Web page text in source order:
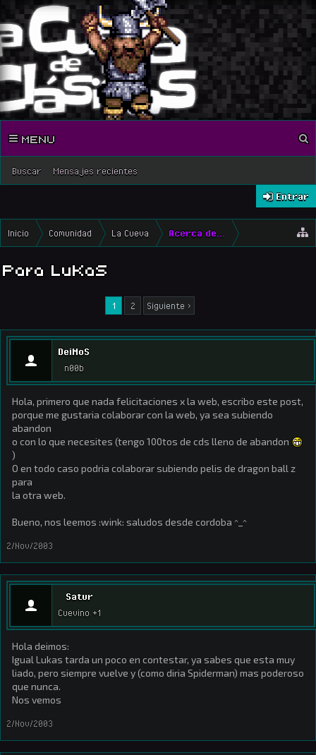
Buscar Mensajes recientes
MENU
Entrar
Inicio Comunidad La Cueva Acerca de...
Para LuKaS
1 2 Siguiente >
DeiMoS
n00b
Hola, primero que nada felicitaciones x la web, escribo este post,
porque me gustaria colaborar con la web, ya sea subiendo
abandon
o con lo que necesites (tengo 100tos de cds lleno de abandon
)
O en todo caso podria colaborar subiendo pelis de dragon ball z
para
la otra web.
Bueno, nos leemos :wink: saludos desde cordoba ^_^
2/Nov/2003
Satur
Cuevino +1
Hola deimos:
Igual Lukas tarda un poco en contestar, ya sabes que esta muy
liado, pero siempre vuelve y (como diria Spiderman) mas poderoso
que nunca.
Nos vemos
2/Nov/2003